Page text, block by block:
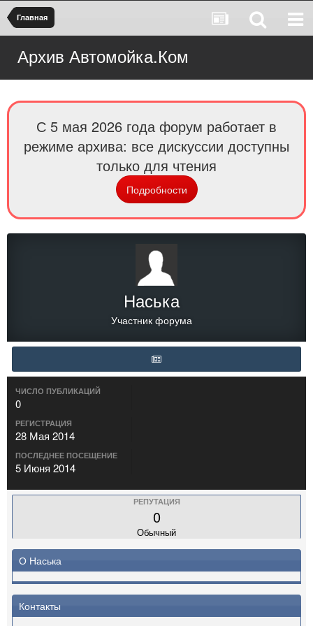
Главная
Архив Автомойка.Ком
С 5 мая 2026 года форум работает в
режиме архива: все дискуссии доступны
только для чтения
Подробности
Наська
Участник форума
ЧИСЛО ПУБЛИКАЦИЙ
0
РЕГИСТРАЦИЯ
28 Мая 2014
ПОСЛЕДНЕЕ ПОСЕЩЕНИЕ
5 Июня 2014
РЕПУТАЦИЯ
0
Обычный
О Наська
Контакты